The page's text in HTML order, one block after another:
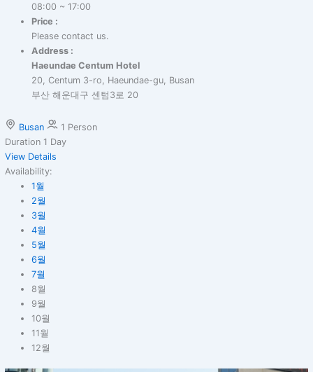
08:00 ~ 17:00
Price :
Please contact us.
Address :
Haeundae Centum Hotel
20, Centum 3-ro, Haeundae-gu, Busan
부산 해운대구 센텀3로 20
Busan
1 Person
Duration 1 Day
View Details
Availability:
1월
2월
3월
4월
5월
6월
7월
8월
9월
10월
11월
12월